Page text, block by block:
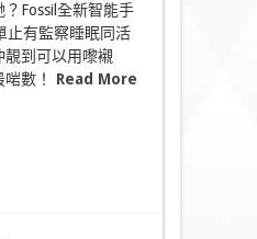
Fossil全新智能手
止有監察睡眠同活
到可以用嚟襯
數！ Read More